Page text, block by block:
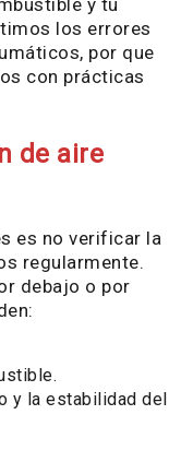
y tu
los errores
por que
con prácticas
de aire
es no verificar la
regularmente.
debajo o por
y la estabilidad del